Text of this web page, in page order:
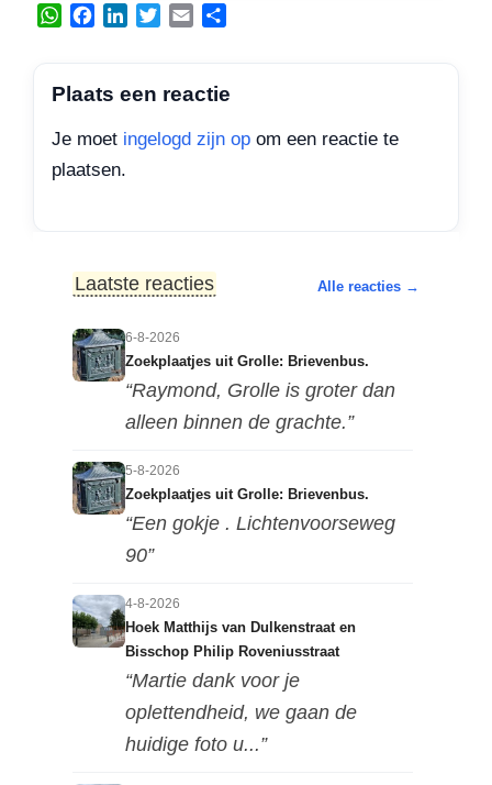
W
t
A
p
e
o
k
d
t
e
i
e
Plaats een reactie
Je moet ingelogd zijn op om een reactie te
plaatsen.
Laatste reacties Alle reacties →
6-8-2026
Zoekplaatjes uit Grolle: Brievenbus.
“Raymond, Grolle is groter dan
alleen binnen de grachte.”
5-8-2026
Zoekplaatjes uit Grolle: Brievenbus.
“Een gokje . Lichtenvoorseweg
90”
4-8-2026
Hoek Matthijs van Dulkenstraat en
Bisschop Philip Roveniusstraat
“Martie dank voor je
oplettendheid, we gaan de
huidige foto u...”